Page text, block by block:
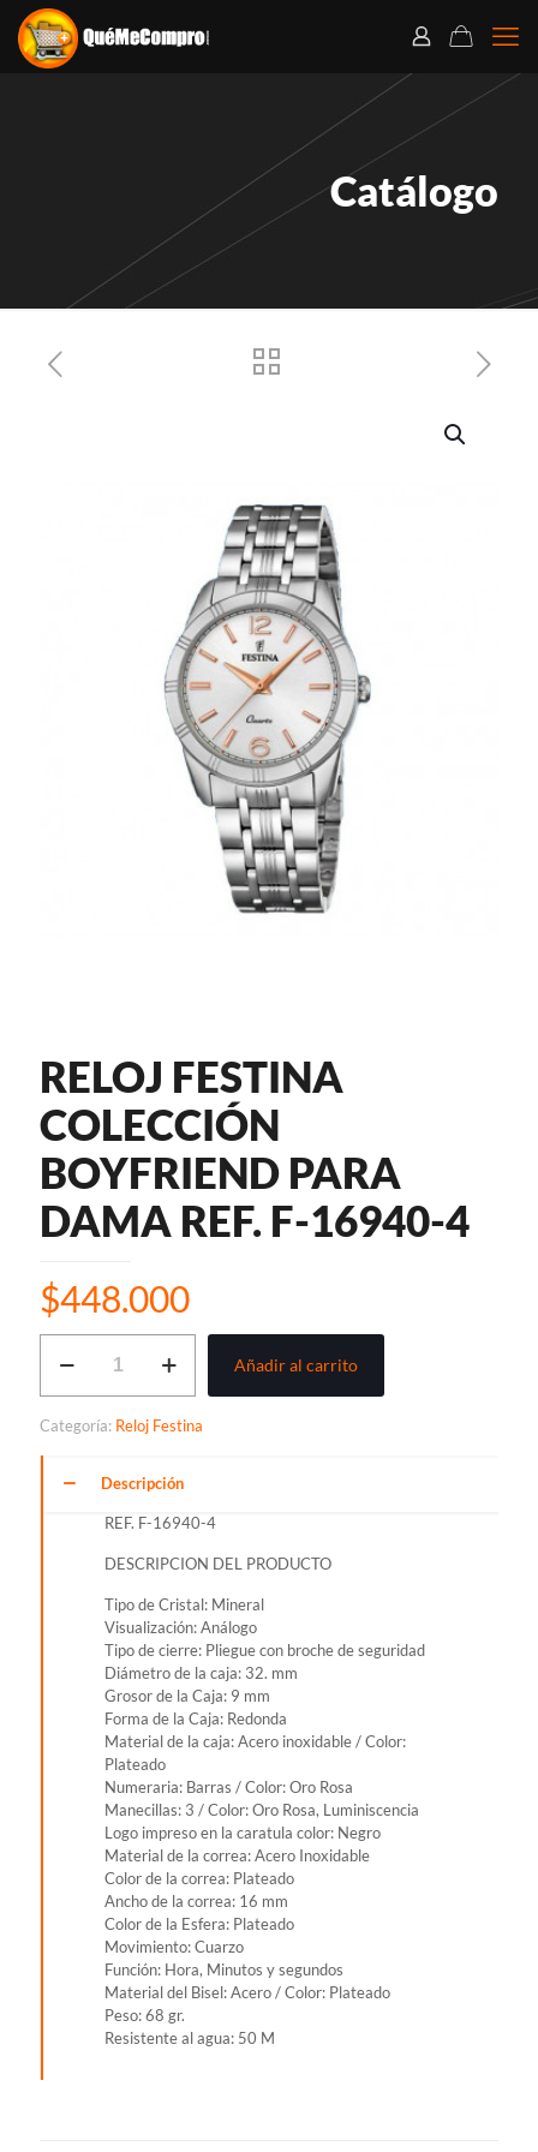
Catálogo
RELOJ FESTINA
COLECCIÓN
BOYFRIEND PARA
DAMA REF. F-16940-4
$448.000
FESTINA
PARA
DAMA
REF.
Añadir al carrito
Categoría: Reloj Festina
Descripción
REF. F-16940-4
DESCRIPCION DEL PRODUCTO
Tipo de Cristal: Mineral
Visualización: Análogo
Tipo de cierre: Pliegue con broche de seguridad
Diámetro de la caja: 32. mm
Grosor de la Caja: 9 mm
Forma de la Caja: Redonda
Material de la caja: Acero inoxidable / Color:
Plateado
Numeraria: Barras / Color: Oro Rosa
Manecillas: 3 / Color: Oro Rosa, Luminiscencia
Logo impreso en la caratula color: Negro
Material de la correa: Acero Inoxidable
Color de la correa: Plateado
Ancho de la correa: 16 mm
Color de la Esfera: Plateado
Movimiento: Cuarzo
Función: Hora, Minutos y segundos
Material del Bisel: Acero / Color: Plateado
Peso: 68 gr.
Resistente al agua: 50 M